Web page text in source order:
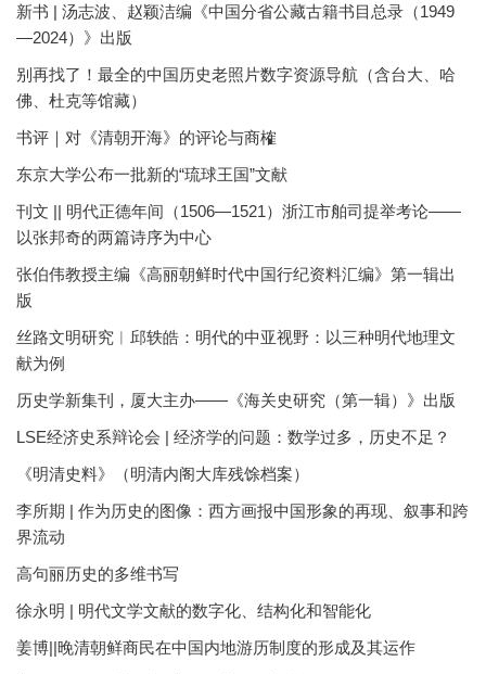
新书 | 汤志波、赵颖洁编《中国分省公藏古籍书目总录（1949
—2024）》出版
别再找了！最全的中国历史老照片数字资源导航（含台大、哈
佛、杜克等馆藏）
书评｜对《清朝开海》的评论与商榷
东京大学公布一批新的“琉球王国”文献
刊文 || 明代正德年间（1506—1521）浙江市舶司提举考论——
以张邦奇的两篇诗序为中心
张伯伟教授主编《高丽朝鲜时代中国行纪资料汇编》第一辑出
版
丝路文明研究︱邱轶皓：明代的中亚视野：以三种明代地理文
献为例
历史学新集刊，厦大主办——《海关史研究（第一辑）》出版
LSE经济史系辩论会 | 经济学的问题：数学过多，历史不足？
《明清史料》（明清内阁大库残馀档案）
李所期 | 作为历史的图像：西方画报中国形象的再现、叙事和跨
界流动
高句丽历史的多维书写
徐永明 | 明代文学文献的数字化、结构化和智能化
姜博||晚清朝鲜商民在中国内地游历制度的形成及其运作